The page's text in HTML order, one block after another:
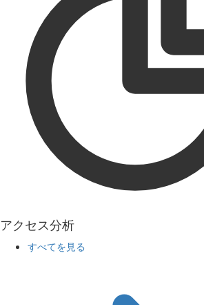
アクセス分析
すべてを見る